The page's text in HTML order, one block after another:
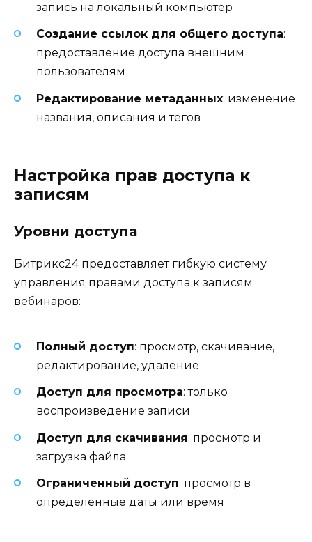
запись на локальный компьютер
Создание ссылок для общего доступа:
предоставление доступа внешним
пользователям
Редактирование метаданных: изменение
названия, описания и тегов
Настройка прав доступа к
записям
Уровни доступа
Битрикс24 предоставляет гибкую систему
управления правами доступа к записям
вебинаров:
Полный доступ: просмотр, скачивание,
редактирование, удаление
Доступ для просмотра: только
воспроизведение записи
Доступ для скачивания: просмотр и
загрузка файла
Ограниченный доступ: просмотр в
определенные даты или время